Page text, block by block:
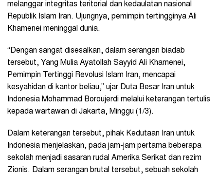
melanggar integritas teritorial dan kedaulatan nasional
Republik Islam Iran. Ujungnya, pemimpin tertingginya Ali
Khamenei meninggal dunia.
“Dengan sangat disesalkan, dalam serangan biadab
tersebut, Yang Mulia Ayatollah Sayyid Ali Khamenei,
Pemimpin Tertinggi Revolusi Islam Iran, mencapai
kesyahidan di kantor beliau,” ujar Duta Besar Iran untuk
Indonesia Mohammad Boroujerdi melalui keterangan tertulis
kepada wartawan di Jakarta, Minggu (1/3).
Dalam keterangan tersebut, pihak Kedutaan Iran untuk
Indonesia menjelaskan, pada jam-jam pertama beberapa
sekolah menjadi sasaran rudal Amerika Serikat dan rezim
Zionis. Dalam serangan brutal tersebut, sebuah sekolah